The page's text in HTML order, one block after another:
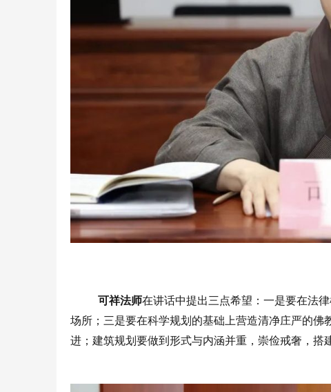
可祥法师在讲话中提出三点希望：一是要在法
场所；三是要在科学规划的基础上营造清净庄严的
进；建筑规划要做到形式与内涵并重，崇俭戒奢，搭